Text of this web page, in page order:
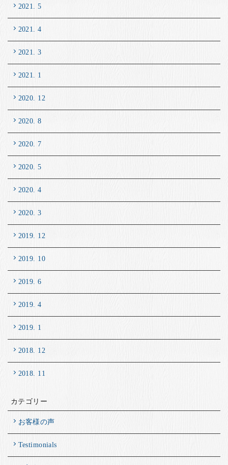
2021. 5
2021. 4
2021. 3
2021. 1
2020. 12
2020. 8
2020. 7
2020. 5
2020. 4
2020. 3
2019. 12
2019. 10
2019. 6
2019. 4
2019. 1
2018. 12
2018. 11
カテゴリー
お客様の声
Testimonials